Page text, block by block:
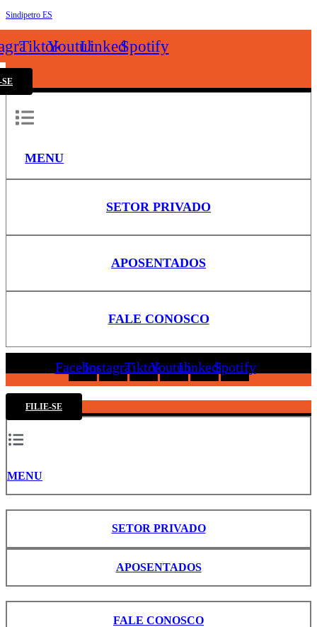
Sindipetro ES
TiktokYoutubeLinkedinSpotify
MENU
SETOR PRIVADO
APOSENTADOS
FALE CONOSCO
FacebookInstagramTiktokYoutubeLinkedinSpotify
FILIE-SE
MENU
SETOR PRIVADO
APOSENTADOS
FALE CONOSCO